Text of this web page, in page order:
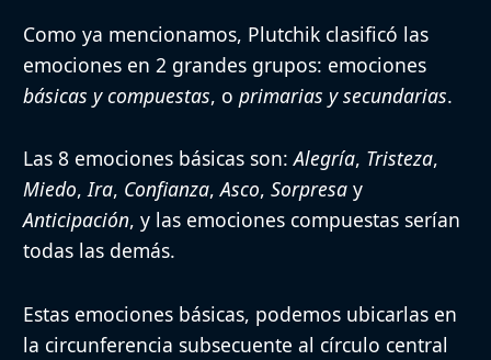
Como ya mencionamos, Plutchik clasificó las
emociones en 2 grandes grupos: emociones
básicas y compuestas, o primarias y secundarias.
Las 8 emociones básicas son:Alegría, Tristeza,
Miedo,Ira, Confianza,Asco, Sorpresa y
Anticipación, y las emociones compuestas serían
todas las demás.
Estas emociones básicas, podemos ubicarlas en
la circunferencia subsecuente al círculo central